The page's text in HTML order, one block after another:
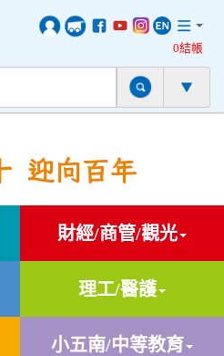
0結帳
迎向百年
財經/商管/觀光
理工/醫護
小五南/中等教育